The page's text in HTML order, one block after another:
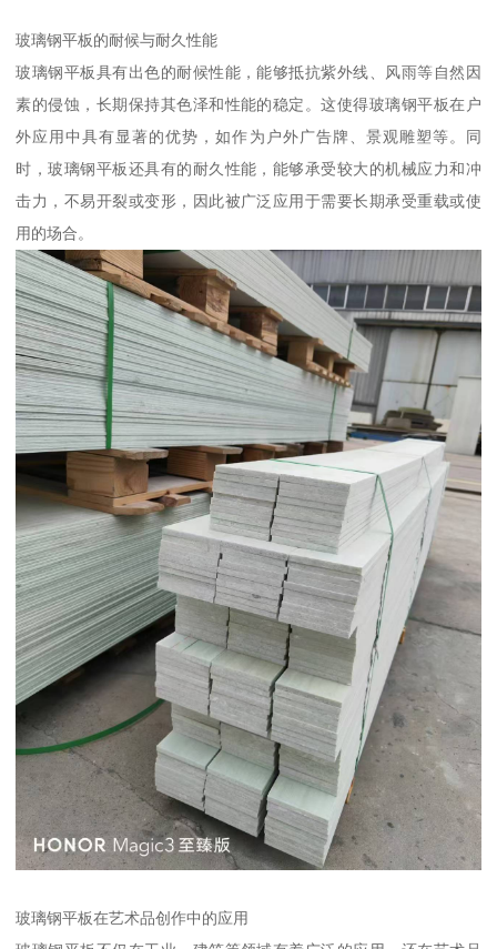
玻璃钢平板的耐候与耐久性能
玻璃钢平板具有出色的耐候性能，能够抵抗紫外线、风雨等自然因
素的侵蚀，长期保持其色泽和性能的稳定。这使得玻璃钢平板在户
外应用中具有显著的优势，如作为户外广告牌、景观雕塑等。同
时，玻璃钢平板还具有的耐久性能，能够承受较大的机械应力和冲
击力，不易开裂或变形，因此被广泛应用于需要长期承受重载或使
用的场合。
玻璃钢平板在艺术品创作中的应用